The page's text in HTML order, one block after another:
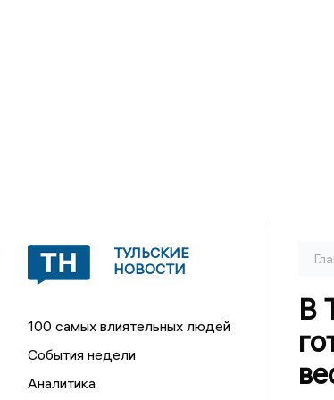
ТУЛЬСКИЕ
НОВОСТИ
100 самых влиятельных людей
События недели
Аналитика
В